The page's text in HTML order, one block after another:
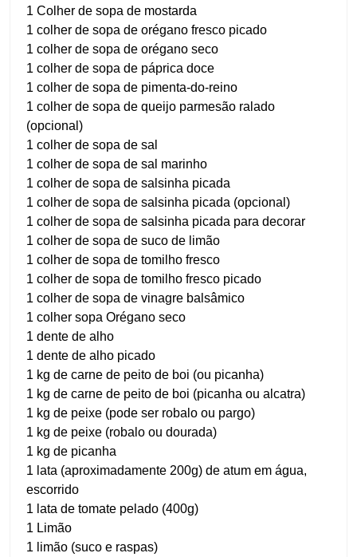
1 Colher de sopa de mostarda
1 colher de sopa de orégano fresco picado
1 colher de sopa de orégano seco
1 colher de sopa de páprica doce
1 colher de sopa de pimenta-do-reino
1 colher de sopa de queijo parmesão ralado
(opcional)
1 colher de sopa de sal
1 colher de sopa de sal marinho
1 colher de sopa de salsinha picada
1 colher de sopa de salsinha picada (opcional)
1 colher de sopa de salsinha picada para decorar
1 colher de sopa de suco de limão
1 colher de sopa de tomilho fresco
1 colher de sopa de tomilho fresco picado
1 colher de sopa de vinagre balsâmico
1 colher sopa Orégano seco
1 dente de alho
1 dente de alho picado
1 kg de carne de peito de boi (ou picanha)
1 kg de carne de peito de boi (picanha ou alcatra)
1 kg de peixe (pode ser robalo ou pargo)
1 kg de peixe (robalo ou dourada)
1 kg de picanha
1 lata (aproximadamente 200g) de atum em água,
escorrido
1 lata de tomate pelado (400g)
1 Limão
1 limão (suco e raspas)